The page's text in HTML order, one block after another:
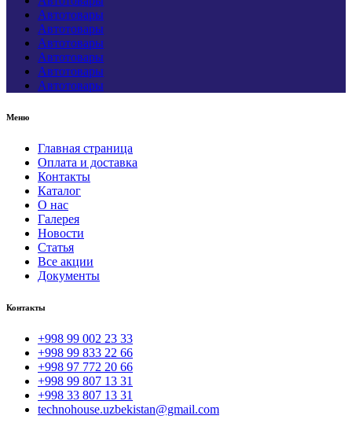
Автотовары
Автотовары
Автотовары
Автотовары
Автотовары
Автотовары
Меню
Главная страница
Оплата и доставка
Контакты
Каталог
О нас
Галерея
Новости
Статья
Все акции
Документы
Контакты
+998 99 002 23 33
+998 99 833 22 66
+998 97 772 20 66
+998 99 807 13 31
+998 33 807 13 31
technohouse.uzbekistan@gmail.com